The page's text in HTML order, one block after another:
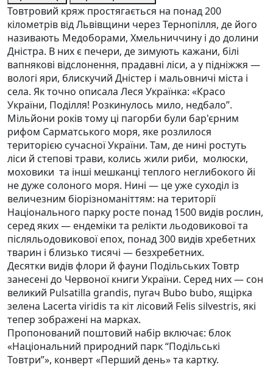
Товтровий кряж простягається на понад 200
кілометрів від Львівщини через Тернопілля, де його
називають Медоборами, Хмельниччину і до долини
Дністра. В них є печери, де зимують кажани, білі
вапнякові відслонення, прадавні ліси, а у підніжжя —
вологі яри, блискучий Дністер і мальовничі міста і
села. Як точно описала Леся Українка: «Красо
України, Поділля! Розкинулось мило, недбало”.
Мільйони років тому ці пагорби були бар'єрним
рифом Сарматського моря, яке розлилося
територією сучасної України. Там, де нині ростуть
ліси й степові трави, колись жили риби, молюски,
моховики та інші мешканці теплого неглибокого йі
не дуже солоного моря. Нині — це уже суходіл із
величезним біорізноманіттям: на території
Національного парку росте понад 1500 видів рослин,
серед яких — ендеміки та релікти льодовикової та
післяльодовикової епох, понад 300 видів хребетних
тварин і близько тисячі — безхребетних.
Десятки видів флори й фауни Подільських Товтр
занесені до Червоної книги України. Серед них — сон
великий Pulsatilla grandis, пугач Bubo bubo, ящірка
зелена Lacerta viridis та кіт лісовий Felis silvestris, які
тепер зображені на марках.
Пропонований поштовий набір включає: блок
«Національний природний парк “Подільські
Товтри”», конверт «Перший день» та картку.